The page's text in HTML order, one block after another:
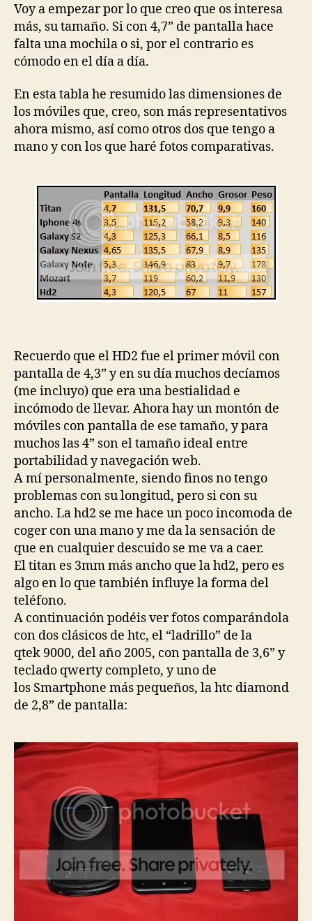
Voy a empezar por lo que creo que os interesa
más, su tamaño. Si con 4,7” de pantalla hace
falta una mochila o si, por el contrario es
cómodo en el día a día.
En esta tabla he resumido las dimensiones de
los móviles que, creo, son más representativos
ahora mismo, así como otros dos que tengo a
mano y con los que haré fotos comparativas.
Recuerdo que el HD2 fue el primer móvil con
pantalla de 4,3” y en su día muchos decíamos
(me incluyo) que era una bestialidad e
incómodo de llevar. Ahora hay un montón de
móviles con pantalla de ese tamaño, y para
muchos las 4” son el tamaño ideal entre
portabilidad y navegación web.
A mí personalmente, siendo finos no tengo
problemas con su longitud, pero si con su
ancho. La hd2 se me hace un poco incomoda de
coger con una mano y me da la sensación de
que en cualquier descuido se me va a caer.
El titan es 3mm más ancho que la hd2, pero es
algo en lo que también influye la forma del
teléfono.
A continuación podéis ver fotos comparándola
con dos clásicos de htc, el “ladrillo” de la
qtek 9000, del año 2005, con pantalla de 3,6” y
teclado qwerty completo, y uno de
los Smartphone más pequeños, la htc diamond
de 2,8” de pantalla: